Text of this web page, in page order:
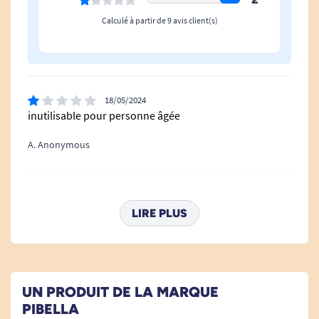
Voir tous les produits pour m'aider à éviter les chutes.
Calculé à partir de 9 avis client(s)
18/05/2024
inutilisable pour personne âgée
A. Anonymous
22/01/2022
Trop petit
LIRE PLUS
UN PRODUIT DE LA MARQUE
PIBELLA